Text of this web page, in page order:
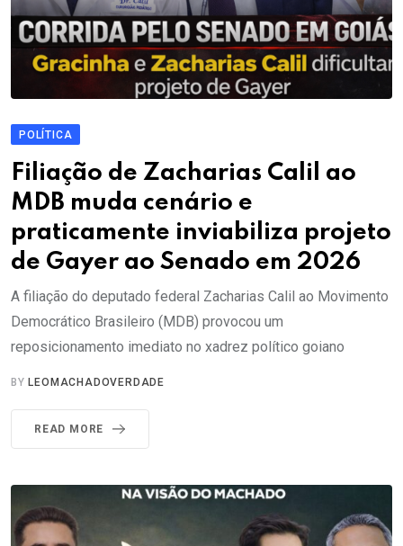
POLÍTICA
Filiação de Zacharias Calil ao
MDB muda cenário e
praticamente inviabiliza projeto
de Gayer ao Senado em 2026
A filiação do deputado federal Zacharias Calil ao Movimento
Democrático Brasileiro (MDB) provocou um
reposicionamento imediato no xadrez político goiano
BY LEOMACHADOVERDADE
READ MORE